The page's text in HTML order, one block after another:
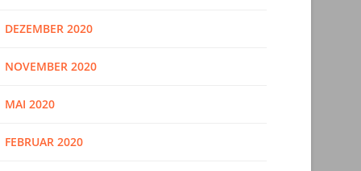
DEZEMBER 2020
NOVEMBER 2020
MAI 2020
FEBRUAR 2020